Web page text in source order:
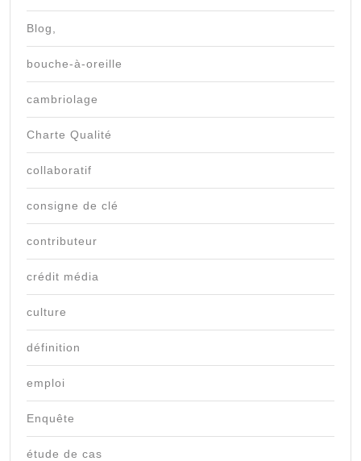
Blog,
bouche-à-oreille
cambriolage
Charte Qualité
collaboratif
consigne de clé
contributeur
crédit média
culture
définition
emploi
Enquête
étude de cas